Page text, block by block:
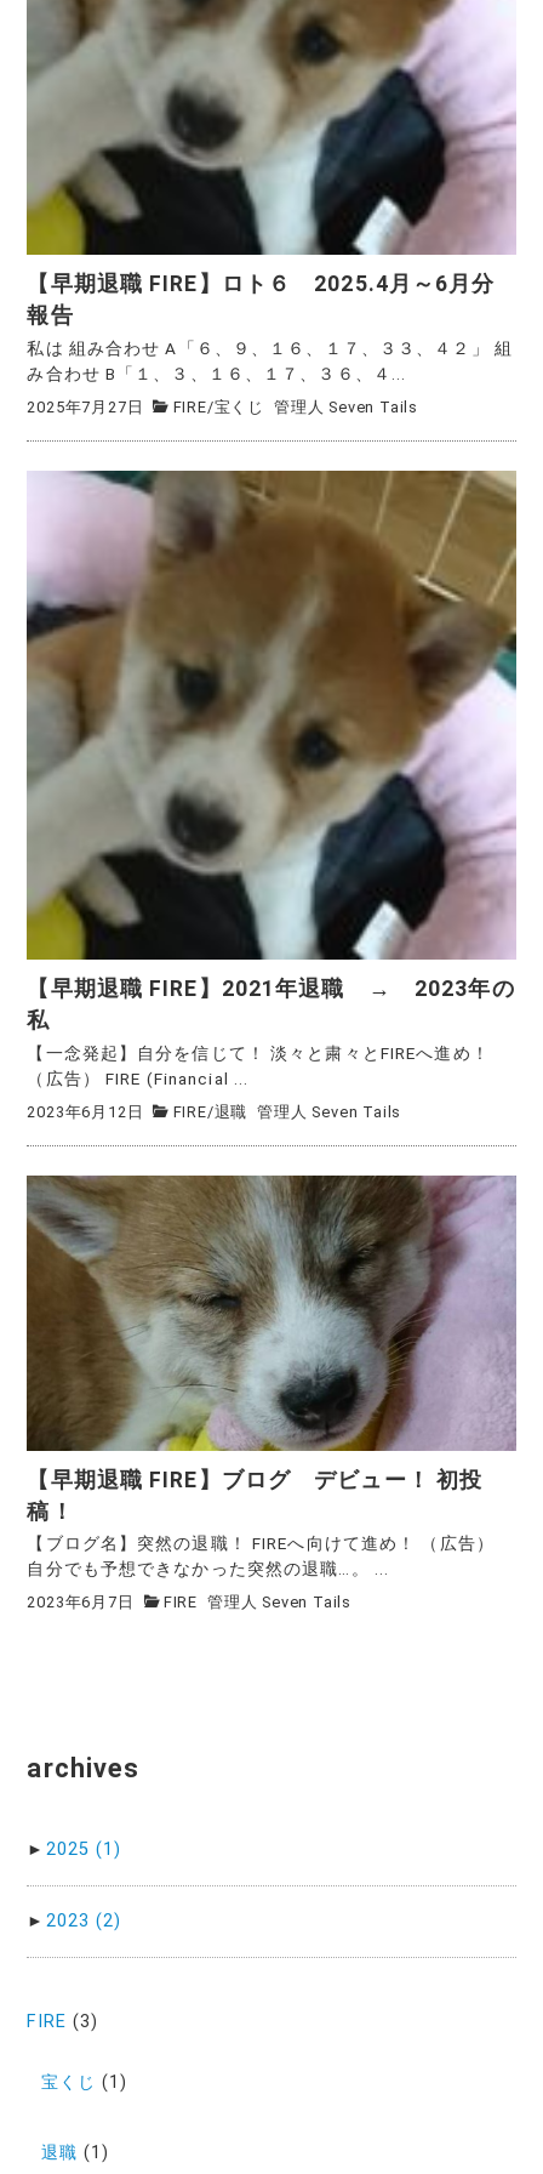
【早期退職 FIRE】ロト６ 2025.4月～6月分
報告
私は 組み合わせ A「６、９、１６、１７、３３、４２」 組
み合わせ B「１、３、１６、１７、３６、４...
2025年7月27日 FIRE/宝くじ 管理人 Seven Tails
【早期退職 FIRE】2021年退職 → 2023年の
私
【一念発起】自分を信じて！ 淡々と粛々とFIREへ進め！
（広告） FIRE (Financial ...
2023年6月12日 FIRE/退職 管理人 Seven Tails
【早期退職 FIRE】ブログ デビュー！ 初投
稿！
【ブログ名】突然の退職！ FIREへ向けて進め！ （広告）
自分でも予想できなかった突然の退職…。 ...
2023年6月7日 FIRE 管理人 Seven Tails
archives
► 2025(1)
► 2023(2)
FIRE (3)
宝くじ (1)
退職 (1)